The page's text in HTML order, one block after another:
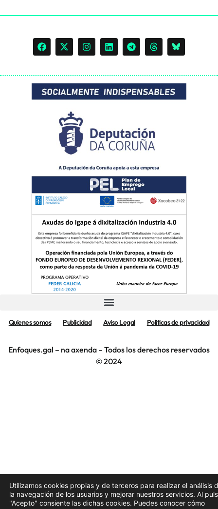
Quienes somos Publicidad Aviso Legal Politicas de privacidad
Enfoques.gal – na axenda – Todos los derechos reservados
© 2024
Utilizamos cookies propias y de terceros para realizar el análisis
la navegación de los usuarios y mejorar nuestros servicios. Al
"Acepto" consiente las dichas cookies. Puedes conocer cómo